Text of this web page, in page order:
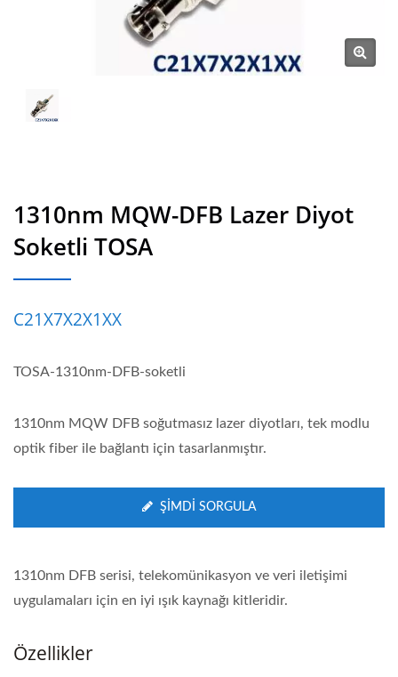
1310nm MQW-DFB Lazer Diyot
Soketli TOSA
C21X7X2X1XX
TOSA-1310nm-DFB-soketli
1310nm MQW DFB soğutmasız lazer diyotları, tek modlu
optik fiber ile bağlantı için tasarlanmıştır.
ŞIMDI SORGULA
1310nm DFB serisi, telekomünikasyon ve veri iletişimi
uygulamaları için en iyi ışık kaynağı kitleridir.
Özellikler